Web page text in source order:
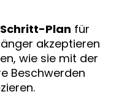
Plan für
akzeptieren
wie sie mit der
Beschwerden